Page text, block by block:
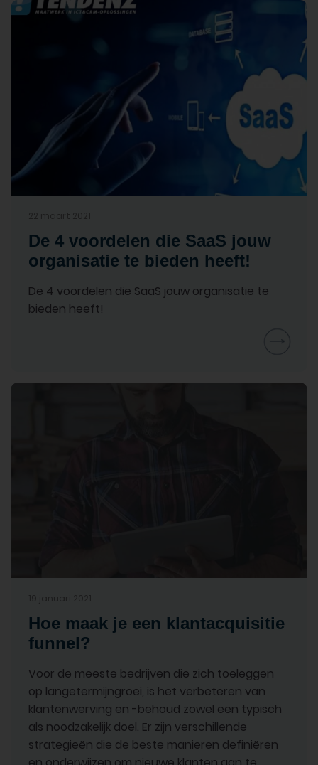
De 4 voordelen die SaaS jouw
organisatie te bieden heeft!
De 4 voordelen die SaaS jouw organisatie te
bieden heeft!
Hoe maak je een klantacquisitie
funnel?
Voor de meeste bedrijven die zich toeleggen
op langetermijngroei, is het verbeteren van
klantenwerving en -behoud zowel een typisch
als noodzakelijk doel. Er zijn verschillende
strategieën die de beste manieren definiëren